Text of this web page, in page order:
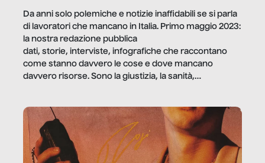
Da anni solo polemiche e notizie inaffidabili se si parla
di lavoratori che mancano in Italia. Primo maggio 2023:
la nostra redazione pubblica
dati, storie, interviste, infografiche che raccontano
come stanno davvero le cose e dove mancano
davvero risorse. Sono la giustizia, la sanità,